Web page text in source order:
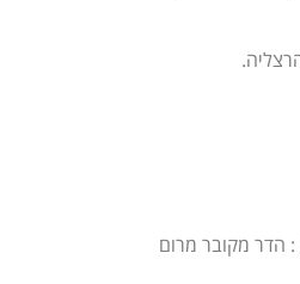
: הדר מקובר מרום